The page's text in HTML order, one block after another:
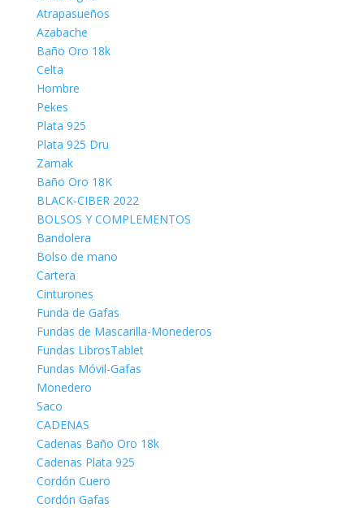
Atrapasueños
Azabache
Baño Oro 18k
Celta
Hombre
Pekes
Plata 925
Plata 925 Dru
Zamak
Baño Oro 18K
BLACK-CIBER 2022
BOLSOS Y COMPLEMENTOS
Bandolera
Bolso de mano
Cartera
Cinturones
Funda de Gafas
Fundas de Mascarilla-Monederos
Fundas LibrosTablet
Fundas Móvil-Gafas
Monedero
Saco
CADENAS
Cadenas Baño Oro 18k
Cadenas Plata 925
Cordón Cuero
Cordón Gafas